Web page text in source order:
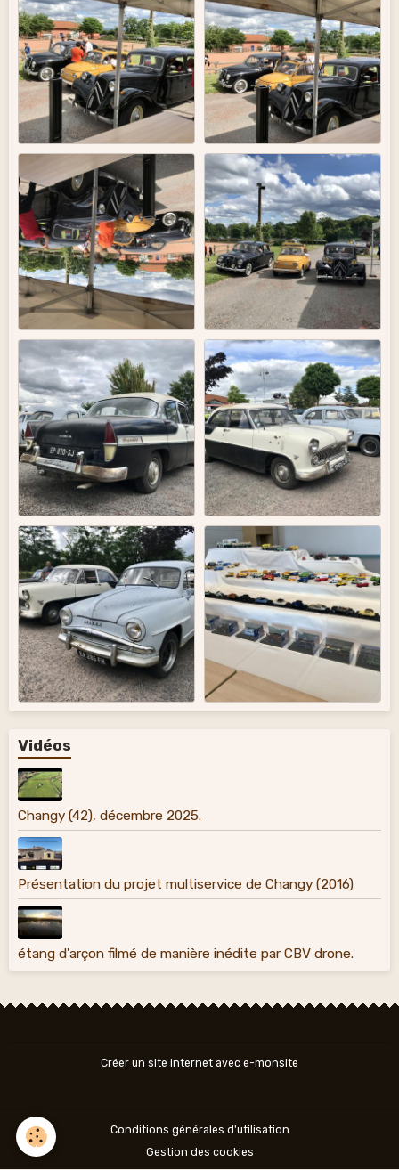
Vidéos
Changy (42), décembre 2025.
Présentation du projet multiservice de Changy (2016)
étang d'arçon filmé de manière inédite par CBV drone.
Créer un site internet avec e-monsite
Conditions générales d'utilisation
Gestion des cookies